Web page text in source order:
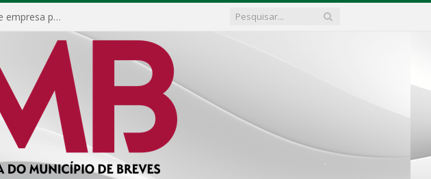
DISPENSA DE LICITAÇÃO Nº 003/2026 ( Contratação de empresa para fornecimento de gêneros alimentícios não perecíveis, materiais de expediente, descartáveis, copa e cozinha, para análise e posterior publicação.)